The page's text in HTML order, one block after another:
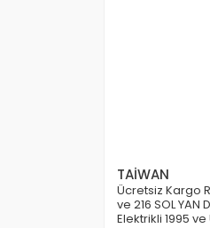
TAİWAN
Ücretsiz Kargo
ve 216 SOL YAN
Elektrikli 1995